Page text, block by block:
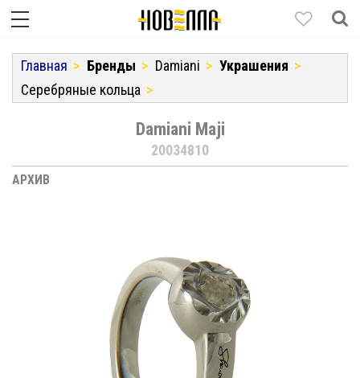
Главная Бренды Damiani
Украшения
Серебряные кольца
Damiani Maji
20034810
АРХИВ